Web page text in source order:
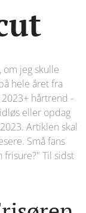
om jeg skulle
hele året fra
hårtrend -
eller opdag
Artiklen skal
Små fans
Til sidst